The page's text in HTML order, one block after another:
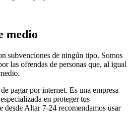
medio
subvenciones de ningún tipo. Somos
las ofrendas de personas que, al igual
pagar por internet. Es una empresa
en proteger tus
desde Altar 7-24 recomendamos usar